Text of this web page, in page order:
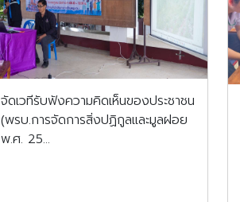
จัดเวทีรับฟังความคิดเห็นของประชาชน
(พรบ.การจัดการสิ่งปฏิกูลและมูลฝอย
พ.ศ. 25...